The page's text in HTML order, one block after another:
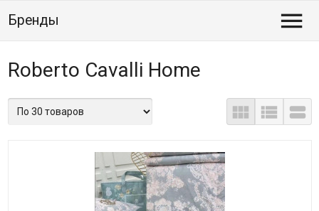
Бренды 
Roberto Cavalli Home
  